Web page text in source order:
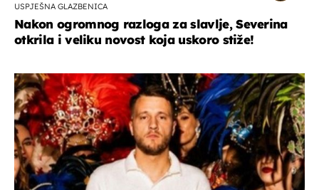
USPJEŠNA GLAZBENICA
Nakon ogromnog razloga za slavlje, Severina
otkrila i veliku novost koja uskoro stiže!